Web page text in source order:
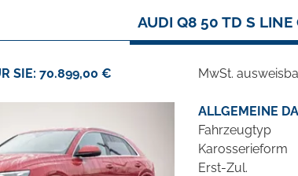
AUDI Q8 50 TD S LINE
SIE: 70.899,00 € MwSt.
ALLGEMEINE
Fahrzeugtyp
Karosserieform
Erst-Zul.